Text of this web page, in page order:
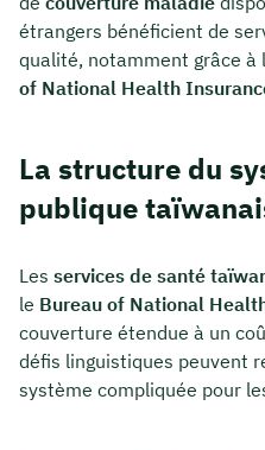
étrangers bénéficient de
qualité, notamment grâce à
of National Health
La structure du
publique
Les services de santé
le Bureau of National
couverture étendue à un
défis linguistiques peuvent
système compliquée pour